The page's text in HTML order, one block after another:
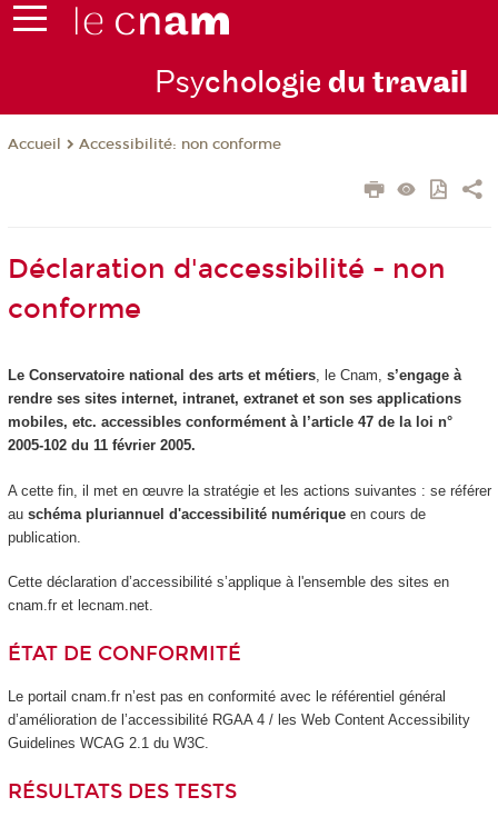
Psychologie du travail
Accueil Accessibilité: non conforme
Déclaration d'accessibilité - non
conforme
Le Conservatoire national des arts et métiers, le Cnam, s’engage à
rendre ses sites internet, intranet, extranet et son ses applications
mobiles, etc. accessibles conformément à l’article 47 de la loi n°
2005-102 du 11 février 2005.
A cette fin, il met en œuvre la stratégie et les actions suivantes : se référer
au schéma pluriannuel d'accessibilité numériqueen cours de
publication.
Cette déclaration d’accessibilité s’applique à l'ensemble des sites en
cnam.fr et lecnam.net.
ÉTAT DE CONFORMITÉ
Le portail cnam.fr n’est pas en conformité avec le référentiel général
d’amélioration de l’accessibilité RGAA 4 / les Web Content Accessibility
Guidelines WCAG 2.1 du W3C.
RÉSULTATS DES TESTS